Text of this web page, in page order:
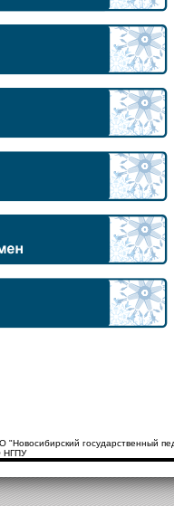
государственный
НГПУ